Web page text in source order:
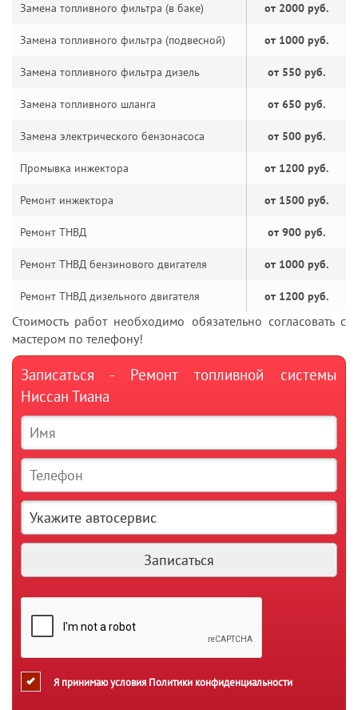
Замена топливного фильтра (в баке) от 2000 руб.
Замена топливного фильтра (подвесной) от 1000 руб.
Замена топливного фильтра дизель от 550 руб.
Замена топливного шланга от 650 руб.
Замена электрического бензонасоса от 500 руб.
Промывка инжектора от 1200 руб.
Ремонт инжектора от 1500 руб.
Ремонт ТНВД от 900 руб.
Ремонт ТНВД бензинового двигателя от 1000 руб.
Ремонт ТНВД дизельного двигателя от 1200 руб.
Стоимость работ необходимо обязательно согласовать с
мастером по телефону!
Записаться - Ремонт топливной системы
Ниссан Тиана
Я принимаю условия Политики конфиденциальности